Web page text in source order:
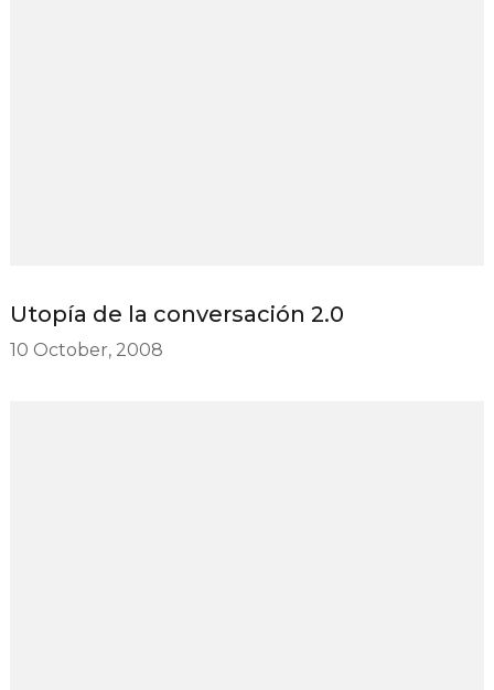
Utopía de la conversación 2.0
10 October, 2008